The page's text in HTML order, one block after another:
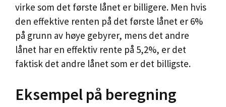
virke som det første lånet er billigere. Men hvis
den effektive renten på det første lånet er 6%
på grunn av høye gebyrer, mens det andre
lånet har en effektiv rente på 5,2%, er det
faktisk det andre lånet som er det billigste.
Eksempel på beregning